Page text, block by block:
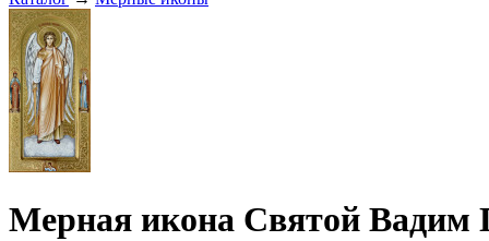
Мерная икона Святой Вадим